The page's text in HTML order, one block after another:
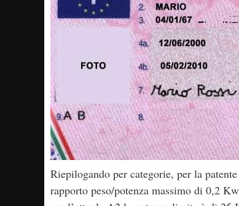
Riepilogando per categorie, per la
rapporto peso/potenza massimo di 0,2